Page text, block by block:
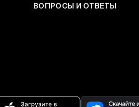
ВОПРОСЫ И ОТВЕТЫ